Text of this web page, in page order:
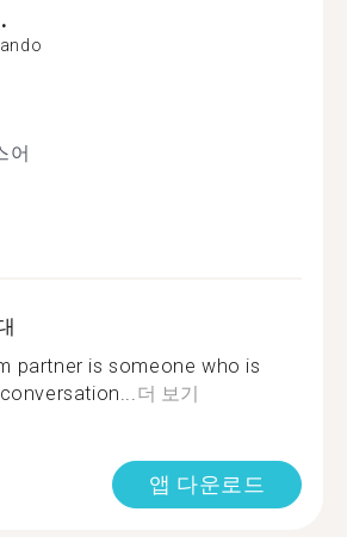
어
partner is someone who is
더 보기
앱 다운로드